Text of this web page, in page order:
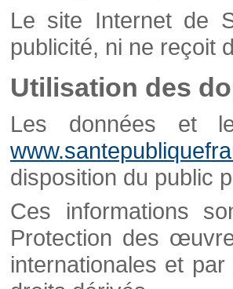
Le site Internet de
publicité, ni ne reçoit
Utilisation des
Les données et
disposition du public
Ces informations
Protection des
internationales et